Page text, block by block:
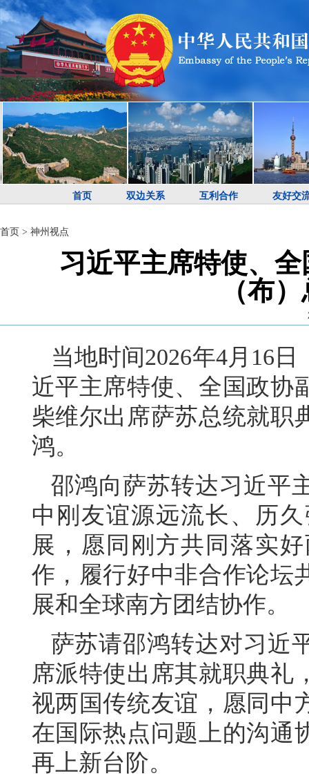
首页 双边关系 互利合作 友好交
首页 > 神州视点
习近平主席特使、
（布
当地时间2026年4月16
近平主席特使、全国政协
柴维尔出席萨苏总统就职
鸿。
邵鸿向萨苏转达习近平
中刚友谊源远流长、历
展，愿同刚方共同落实
作，履行好中非合作论坛
展和全球南方团结协作。
萨苏请邵鸿转达对习近
席派特使出席其就职典礼
视两国传统友谊，愿同中
在国际热点问题上的沟通
再上新台阶。